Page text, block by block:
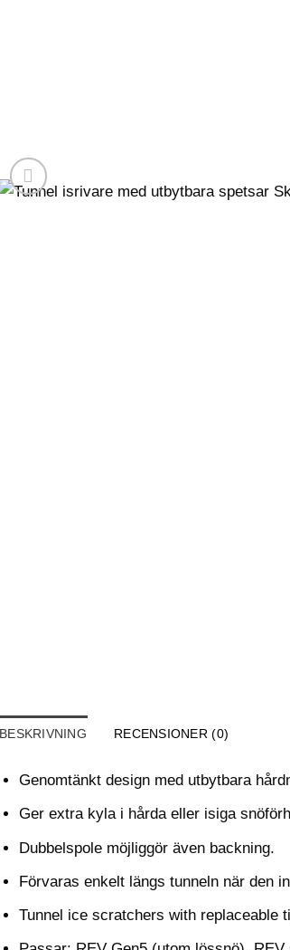
BESKRIVNING RECENSIONER (0)
Genomtänkt design med utbytbara
Ger extra kyla i hårda eller isiga
Dubbelspole möjliggör även backning.
Förvaras enkelt längs tunneln när den
Tunnel ice scratchers with replaceable